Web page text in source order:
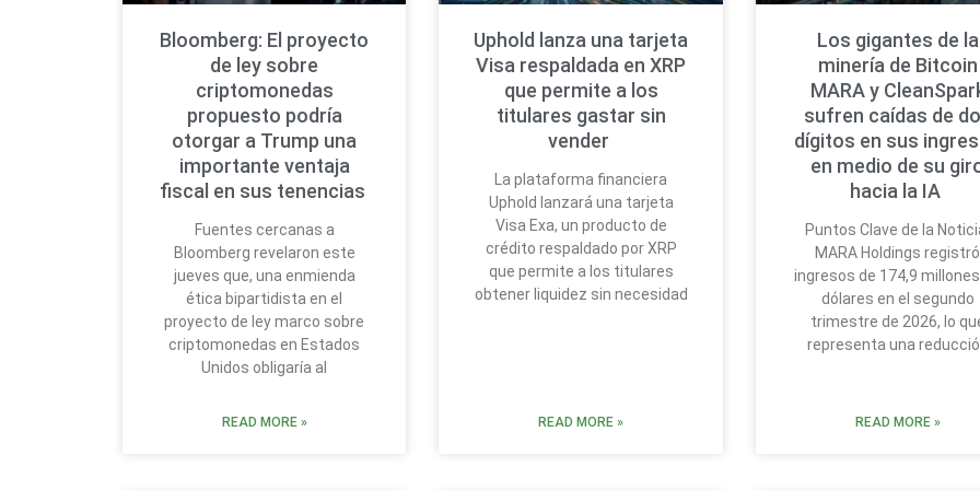
Bloomberg: El proyecto
de ley sobre
criptomonedas
propuesto podría
otorgar a Trump una
importante ventaja
fiscal en sus tenencias
Fuentes cercanas a
Bloomberg revelaron este
jueves que, una enmienda
ética bipartidista en el
proyecto de ley marco sobre
criptomonedas en Estados
Unidos obligaría al
READ MORE »
Uphold lanza una tarjeta
Visa respaldada en XRP
que permite a los
titulares gastar sin
vender
La plataforma financiera
Uphold lanzará una tarjeta
Visa Exa, un producto de
crédito respaldado por XRP
que permite a los titulares
obtener liquidez sin necesidad
READ MORE »
Los gigantes de la
minería de Bitcoin
MARA y
sufren caídas de
dígitos en sus
en medio de su
hacia la IA
Puntos Clave de la
MARA Holdings registró
ingresos de 174,9
dólares en el segundo
trimestre de 2026, lo
representa una
READ MORE »